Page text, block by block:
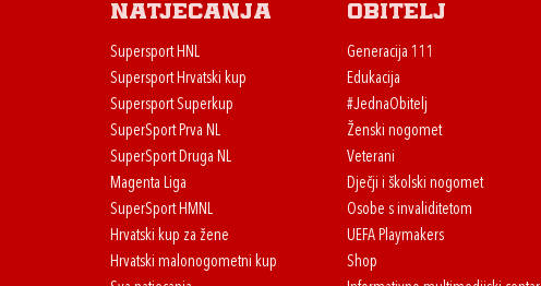
Natjecanja
Supersport HNL
Supersport Hrvatski kup
Supersport Superkup
SuperSport Prva NL
SuperSport Druga NL
Magenta Liga
SuperSport HMNL
Hrvatski kup za žene
Hrvatski malonogometni kup
Obitelj
Generacija 111
Edukacija
#JednaObitelj
Ženski nogomet
Veterani
Dječji i školski nogomet
Osobe s invaliditetom
UEFA Playmakers
Shop